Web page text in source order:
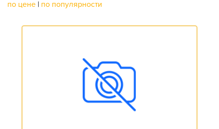
по цене | по популярности